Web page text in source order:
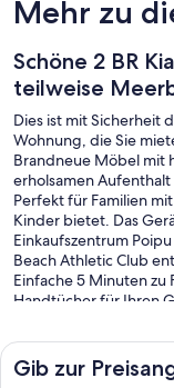
Mehr zu
Schöne 2 BR
teilweise
Dies ist mit Sicherheit
Wohnung, die Sie
Brandneue Möbel mit
erholsamen Aufenthalt
Perfekt für Familien
Kinder bietet. Das
Einkaufszentrum
Beach Athletic Club
Einfache 5 Minuten zu
Handtücher für Ihren
Gib zur